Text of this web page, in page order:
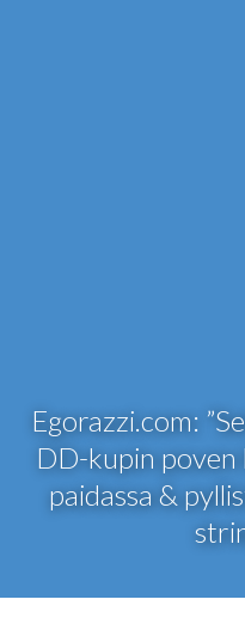
Egorazzi.com:
DD-kupin poven
paidassa &